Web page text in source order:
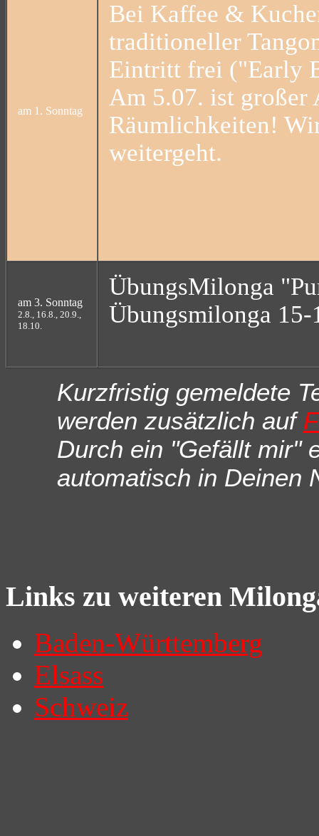
am 1. Sonntag
Bei Kaffee &
traditioneller
Eintritt frei ("Early
Am 5.07. ist großer
Räumlichkeiten!
weitergeht.
am 3. Sonntag
2.8., 16.8., 20.9.,
18.10.
ÜbungsMilonga
Übungsmilonga
Kurzfristig gemeldete
werden zusätzlich auf
Durch ein "Gefällt mir"
automatisch in Deinen
Links zu weiteren
Baden-Württemberg
Elsass
Schweiz